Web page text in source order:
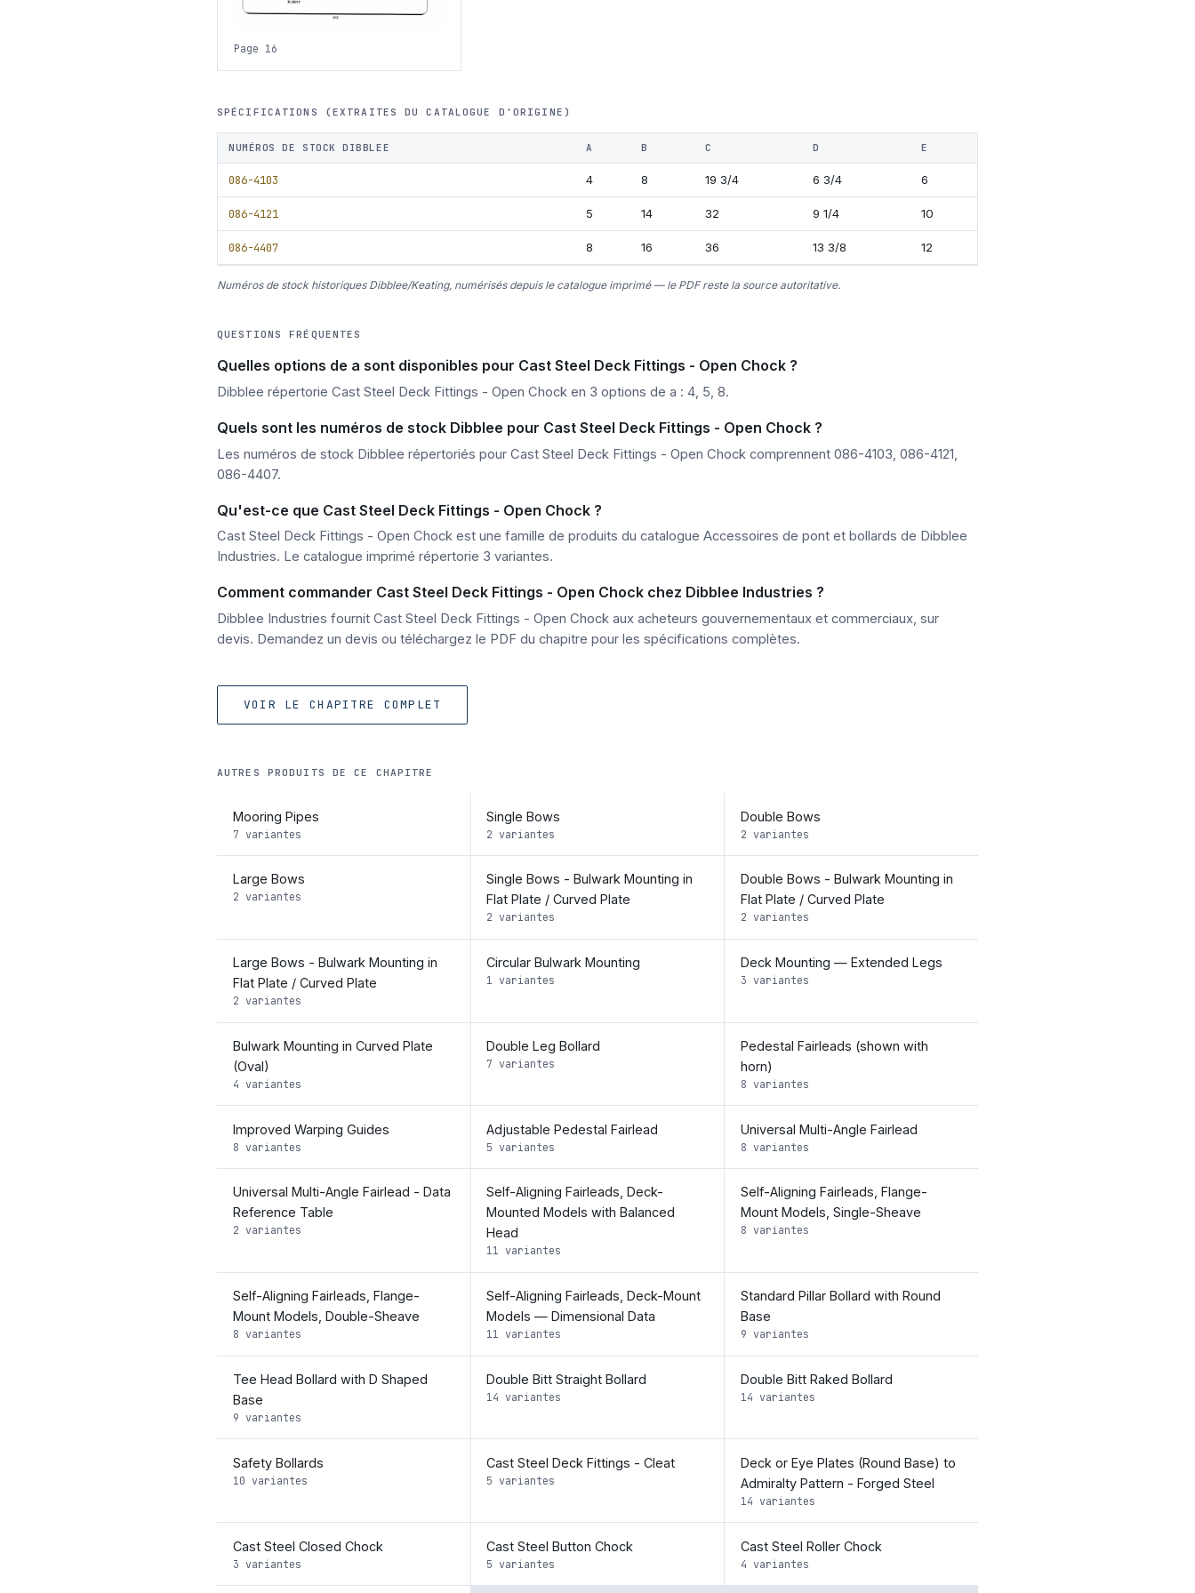
Page 16
SPÉCIFICATIONS (EXTRAITES DU CATALOGUE D'ORIGINE)
NUMÉROS DE STOCK DIBBLEE A B C D E
086-4103 4 8 19 3/4 6 3/4 6
086-4121 5 14 32 9 1/4 10
086-4407 8 16 36 13 3/8 12
Numéros de stock historiques Dibblee/Keating, numérisés depuis le catalogue imprimé — le PDF reste la source autoritative.
QUESTIONS FRÉQUENTES
Quelles options de a sont disponibles pour Cast Steel Deck Fittings - Open Chock ?
Dibblee répertorie Cast Steel Deck Fittings - Open Chock en 3 options de a : 4, 5, 8.
Quels sont les numéros de stock Dibblee pour Cast Steel Deck Fittings - Open Chock ?
Les numéros de stock Dibblee répertoriés pour Cast Steel Deck Fittings - Open Chock comprennent 086-4103, 086-4121,
086-4407.
Qu'est-ce que Cast Steel Deck Fittings - Open Chock ?
Cast Steel Deck Fittings - Open Chock est une famille de produits du catalogue Accessoires de pont et bollards de Dibblee
Industries. Le catalogue imprimé répertorie 3 variantes.
Comment commander Cast Steel Deck Fittings - Open Chock chez Dibblee Industries ?
Dibblee Industries fournit Cast Steel Deck Fittings - Open Chock aux acheteurs gouvernementaux et commerciaux, sur
devis. Demandez un devis ou téléchargez le PDF du chapitre pour les spécifications complètes.
VOIR LE CHAPITRE COMPLET
AUTRES PRODUITS DE CE CHAPITRE
Mooring Pipes
7 variantes
Single Bows
2 variantes
Double Bows
2 variantes
Large Bows
2 variantes
Single Bows - Bulwark Mounting in
Flat Plate / Curved Plate
2 variantes
Double Bows - Bulwark Mounting in
Flat Plate / Curved Plate
2 variantes
Large Bows - Bulwark Mounting in
Flat Plate / Curved Plate
2 variantes
Circular Bulwark Mounting
1 variantes
Deck Mounting — Extended Legs
3 variantes
Bulwark Mounting in Curved Plate
(Oval)
4 variantes
Double Leg Bollard
7 variantes
Pedestal Fairleads (shown with
horn)
8 variantes
Improved Warping Guides
8 variantes
Adjustable Pedestal Fairlead
5 variantes
Universal Multi-Angle Fairlead
8 variantes
Universal Multi-Angle Fairlead - Data
Reference Table
2 variantes
Self-Aligning Fairleads, Deck-
Mounted Models with Balanced
Head
11 variantes
Self-Aligning Fairleads, Flange-
Mount Models, Single-Sheave
8 variantes
Self-Aligning Fairleads, Flange-
Mount Models, Double-Sheave
8 variantes
Self-Aligning Fairleads, Deck-Mount
Models — Dimensional Data
11 variantes
Standard Pillar Bollard with Round
Base
9 variantes
Tee Head Bollard with D Shaped
Base
9 variantes
Double Bitt Straight Bollard
14 variantes
Double Bitt Raked Bollard
14 variantes
Safety Bollards
10 variantes
Cast Steel Deck Fittings - Cleat
5 variantes
Deck or Eye Plates (Round Base) to
Admiralty Pattern - Forged Steel
14 variantes
Cast Steel Closed Chock
3 variantes
Cast Steel Button Chock
5 variantes
Cast Steel Roller Chock
4 variantes